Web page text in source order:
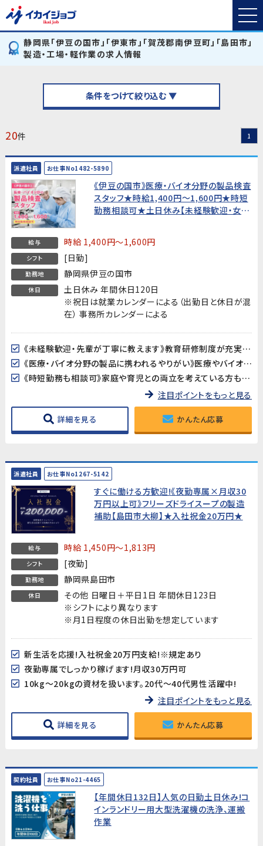
静岡県「伊豆の国市」「伊東市」「賀茂郡南伊豆町」「島田市」
製造・工場・軽作業の求人情報
条件をつけて絞り込む ▼
20件 1
派遣社員 お仕事No1482-5890
《伊豆の国市》医療・バイオ分野の製品検査
スタッフ★時給1,400円〜1,600円★時短
勤務相談可★土日休み【未経験歓迎・女性
給与 時給 1,400円～1,600円
シフト [日勤]
勤務地 静岡県伊豆の国市
休日
土日休み 年間休日120日
※祝日は就業カレンダーによる（出勤日と休日が混
在） 事務所カレンダーによる
《未経験歓迎・先輩が丁寧に教えます》教育研修制度が充実しているので、製造・検査業務が初めての方も安心してスタートできます。アットホームな職場で長く働きやすい環境です。
《医療・バイオ分野の製品に携われるやりがい》医療やバイオ分野で使用されるマイクロ流路チップの品質を守る、社会に貢献できるお仕事です。クリーンルームでの作業で清潔な環境が保たれています。
《時短勤務も相談可》家庭や育児との両立を考えている方も歓迎。時短勤務のご相談に対応しています。家庭都合での休みも取りやすい職場です。
注目ポイントをもっと見る
詳細を見る かんたん応募
派遣社員 お仕事No1267-5142
すぐに働ける方歓迎!《夜勤専属×月収30
万円以上可》フリーズドライスープの製造
補助【島田市大柳】★入社祝金20万円★
給与 時給 1,450円～1,813円
シフト [夜勤]
勤務地 静岡県島田市
休日
その他 日曜日＋平日1日 年間休日123日
※シフトにより異なります
※月1日程度の休日出勤を想定しています
新生活を応援!入社祝金20万円支給!※規定あり
夜勤専属でしっかり稼げます!月収30万円可
10kg～20kgの資材を扱います。20代～40代男性活躍中!
注目ポイントをもっと見る
詳細を見る かんたん応募
契約社員 お仕事No21-4465
【年間休日132日】人気の日勤土日休み!コ
インランドリー用大型洗濯機の洗浄、運搬
作業